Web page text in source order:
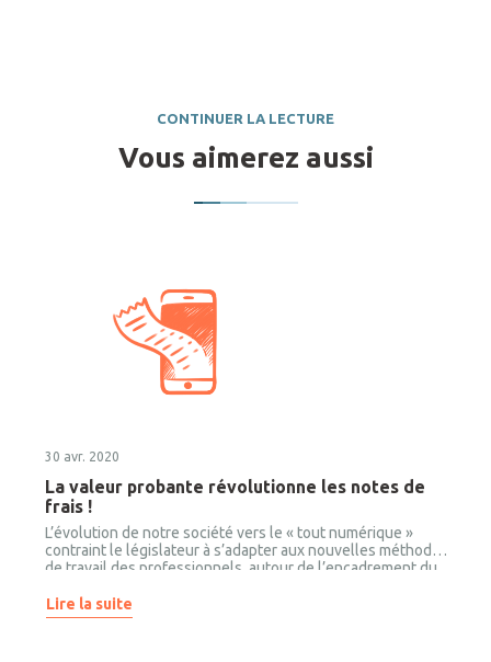
CONTINUER LA LECTURE
Vous aimerez aussi
30 avr. 2020
La valeur probante révolutionne les notes de
frais !
L’évolution de notre société vers le « tout numérique »
contraint le législateur à s’adapter aux nouvelles méthodes
de travail des professionnels, autour de l’encadrement du
process se modernisent. De grandes avancées ont été
faites dans la réglementation de la valeur des données
Lire la suite